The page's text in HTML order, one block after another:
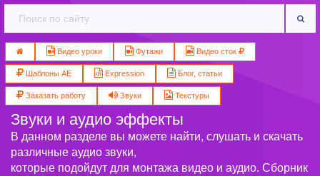
Видео уроки Футажи Видео сток
Шаблоны AE Expression Блог, статьи
Заказать работу Звуки Текстуры
Звуки и аудио эффекты
В данном разделе вы можете найти, слушать и скачать
различные аудио звуки,
которые подойдут для монтажа видео и аудио. Сборник